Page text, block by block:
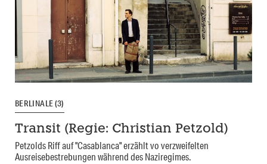
BERLINALE (3)
Transit (Regie: Christian Petzold)
Petzolds Riff auf "Casablanca" erzählt vo verzweifelten
Ausreisebestrebungen während des Naziregimes.